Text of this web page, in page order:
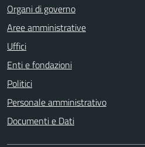
Organi di governo
Aree amministrative
Uffici
Enti e fondazioni
Politici
Personale amministrativo
Documenti e Dati